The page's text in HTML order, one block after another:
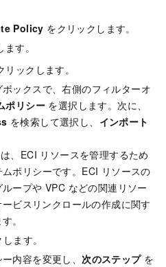
Policy をクリックします。
す。
リックします。
ックスで、右側のフィルターオ
ポリシー を選択します。次に、
を検索して選択し、 インポート
、ECI リソースを管理するため
ポリシーです。ECI リソースの
ープや VPC などの関連リソー
ビスリンクロールの作成に関す
。
ます。
内容を変更し、次のステップを